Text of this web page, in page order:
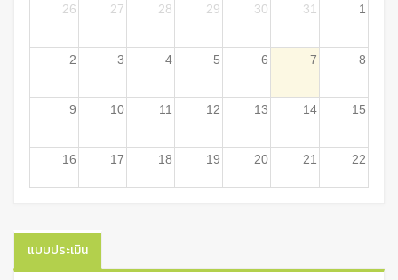
26
27 28 29 30 31 1
2 3 4 5 6 7 8
9 10 11 12 13 14 15
16 17 18 19 20 21 22
30
แบบประเมิน